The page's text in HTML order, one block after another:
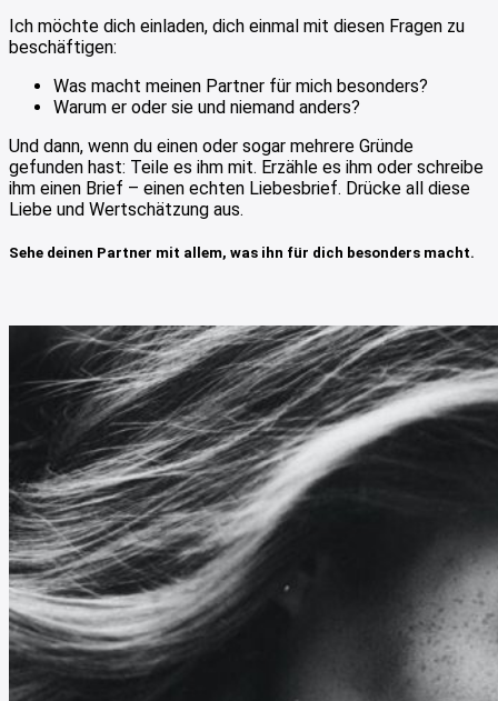
Ich möchte dich einladen, dich einmal mit diesen Fragen zu
beschäftigen:
Was macht meinen Partner für mich besonders?
Warum er oder sie und niemand anders?
Und dann, wenn du einen oder sogar mehrere Gründe
gefunden hast: Teile es ihm mit. Erzähle es ihm oder schreibe
ihm einen Brief – einen echten Liebesbrief. Drücke all diese
Liebe und Wertschätzung aus.
Sehe deinen Partner mit allem, was ihn für dich besonders macht.